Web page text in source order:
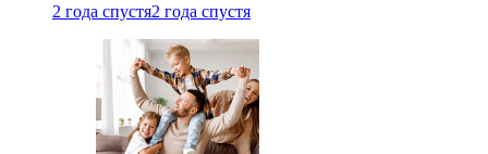
2 года спустя2 года спустя